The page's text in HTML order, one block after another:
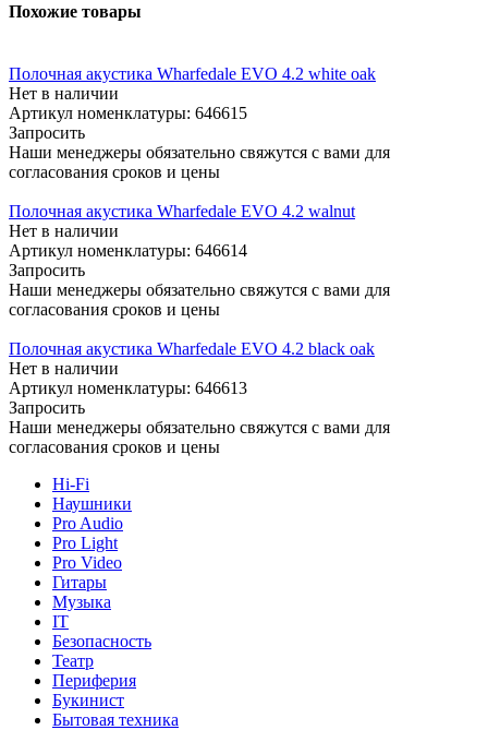
Похожие товары
Полочная акустика Wharfedale EVO 4.2 white oak
Нет в наличии
Артикул номенклатуры: 646615
Запросить
Наши менеджеры обязательно свяжутся с вами для
согласования сроков и цены
Полочная акустика Wharfedale EVO 4.2 walnut
Нет в наличии
Артикул номенклатуры: 646614
Запросить
Наши менеджеры обязательно свяжутся с вами для
согласования сроков и цены
Полочная акустика Wharfedale EVO 4.2 black oak
Нет в наличии
Артикул номенклатуры: 646613
Запросить
Наши менеджеры обязательно свяжутся с вами для
согласования сроков и цены
Hi-Fi
Наушники
Pro Audio
Pro Light
Pro Video
Гитары
Музыка
IT
Безопасность
Театр
Периферия
Букинист
Бытовая техника